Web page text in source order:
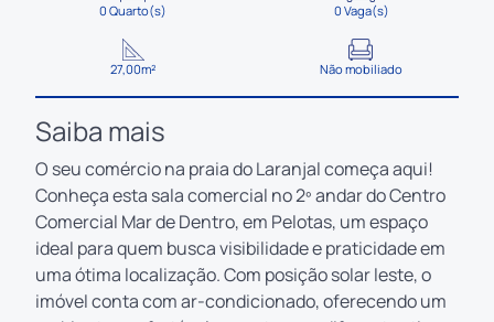
0 Quarto(s) 0 Vaga(s)
27,00m² Não mobiliado
Saiba mais
O seu comércio na praia do Laranjal começa aqui!
Conheça esta sala comercial no 2º andar do Centro
Comercial Mar de Dentro, em Pelotas, um espaço
ideal para quem busca visibilidade e praticidade em
uma ótima localização. Com posição solar leste, o
imóvel conta com ar-condicionado, oferecendo um